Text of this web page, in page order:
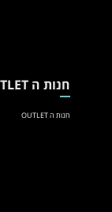
חנות ה OUTLET
חנות ה OUTLET